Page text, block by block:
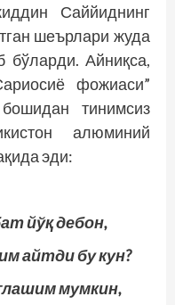
Саййиднинг
шеърлари жуда
бўларди. Айниқса,
фожиаси”
тинимсиз
алюминий
эди:
йўқ дебон,
айтди бу кун?
мумкин,